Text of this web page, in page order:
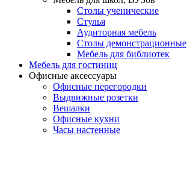
Столы ученические
Стулья
Аудиторная мебель
Столы демонстрационные
Мебель для библиотек
Мебель для гостиниц
Офисные аксессуары
Офисные перегородки
Выдвижные розетки
Вешалки
Офисные кухни
Часы настенные